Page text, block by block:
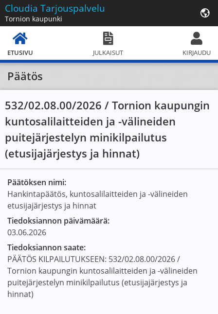
Cloudia Tarjouspalvelu
Tornion kaupunki
ETUSIVU JULKAISUT KIRJAUDU
Päätös
532/02.08.00/2026 / Tornion kaupungin
kuntosalilaitteiden ja -välineiden
puitejärjestelyn minikilpailutus
(etusijajärjestys ja hinnat)
Päätöksen nimi:
Hankintapäätös, kuntosalilaitteiden ja -välineiden
etusijajärjestys ja hinnat
Tiedoksiannon päivämäärä:
03.06.2026
Tiedoksiannon saate:
PÄÄTÖS KILPAILUTUKSEEN: 532/02.08.00/2026 /
Tornion kaupungin kuntosalilaitteiden ja -välineiden
puitejärjestelyn minikilpailutus (etusijajärjestys ja
hinnat)